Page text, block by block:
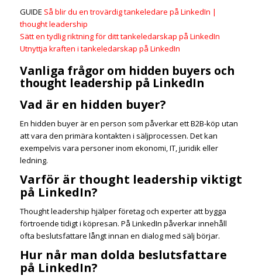
GUIDE Så blir du en trovärdig tankeledare på LinkedIn |
thought leadership
Sätt en tydlig riktning för ditt tankeledarskap på LinkedIn
Utnyttja kraften i tankeledarskap på LinkedIn
Vanliga frågor om hidden buyers och
thought leadership på LinkedIn
Vad är en hidden buyer?
En hidden buyer är en person som påverkar ett B2B-köp utan
att vara den primära kontakten i säljprocessen. Det kan
exempelvis vara personer inom ekonomi, IT, juridik eller
ledning.
Varför är thought leadership viktigt
på LinkedIn?
Thought leadership hjälper företag och experter att bygga
förtroende tidigt i köpresan. På LinkedIn påverkar innehåll
ofta beslutsfattare långt innan en dialog med sälj börjar.
Hur når man dolda beslutsfattare
på LinkedIn?